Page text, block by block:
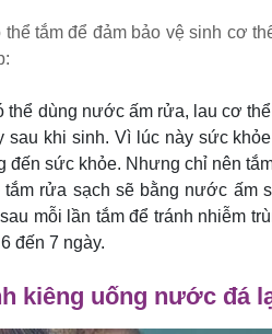
tắm để đảm bảo vệ sinh cơ
thể dùng nước ấm rửa, lau cơ
sau khi sinh. Vì lúc này sức
đến sức khỏe. Nhưng chỉ nên
tắm rửa sạch sẽ bằng nước ấm
mỗi lần tắm để tránh nhiễm
đến 7 ngày.
kiêng uống nước đá